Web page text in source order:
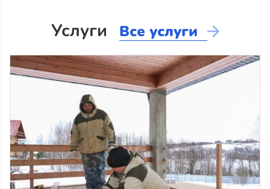
Услуги Все услуги